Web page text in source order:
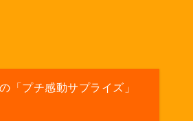
「プチ感動サプライズ」